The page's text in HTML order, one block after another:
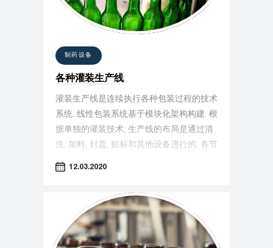
制药设备
各种灌装生产线
灌装生产线是连续执行各种包装过程的技术
系统. 线性包装系统基于模块化架构构建. 根
据单独的灌装技术, 生产线的布局是通过清
洗, 加料, 封盖, 贴标和其他设备进行的. 各节
之间的连接元件是容器移动的输送机.
12.03.2020